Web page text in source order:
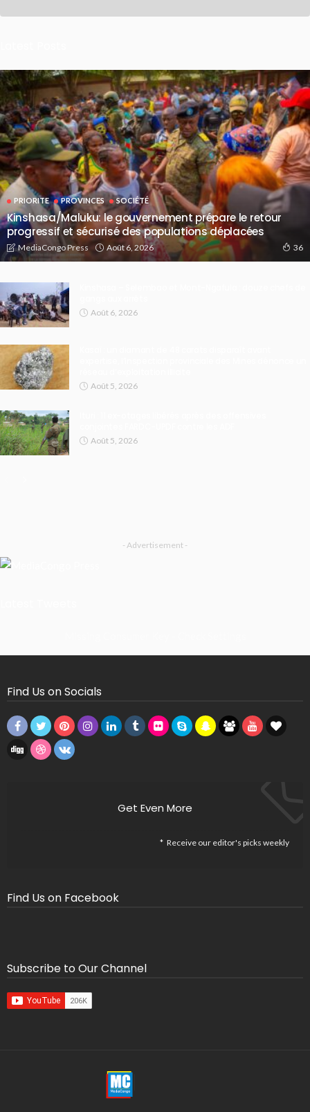
PRIORITE PROVINCES SOCIÉTÉ
Kinshasa/Maluku: le gouvernement prépare le retour
progressif et sécurisé des populations déplacées
MediaCongo Press Août 6, 2026 36
Août 6, 2026
Août 5, 2026
Août 5, 2026
- Advertisement -
Find Us on Socials
Get Even More
Receive our editor's picks weekly
Find Us on Facebook
Subscribe to Our Channel